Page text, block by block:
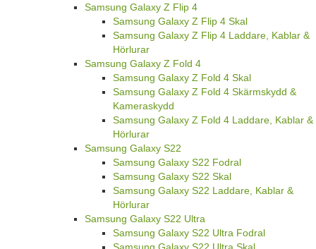
Samsung Galaxy Z Flip 4
Samsung Galaxy Z Flip 4 Skal
Samsung Galaxy Z Flip 4 Laddare, Kablar &
Hörlurar
Samsung Galaxy Z Fold 4
Samsung Galaxy Z Fold 4 Skal
Samsung Galaxy Z Fold 4 Skärmskydd &
Kameraskydd
Samsung Galaxy Z Fold 4 Laddare, Kablar &
Hörlurar
Samsung Galaxy S22
Samsung Galaxy S22 Fodral
Samsung Galaxy S22 Skal
Samsung Galaxy S22 Laddare, Kablar &
Hörlurar
Samsung Galaxy S22 Ultra
Samsung Galaxy S22 Ultra Fodral